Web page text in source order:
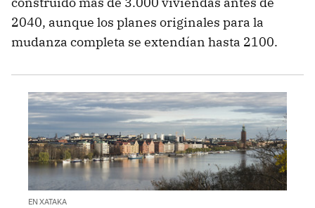
2040, aunque los planes originales para la
mudanza completa se extendían hasta 2100.
EN XATAKA